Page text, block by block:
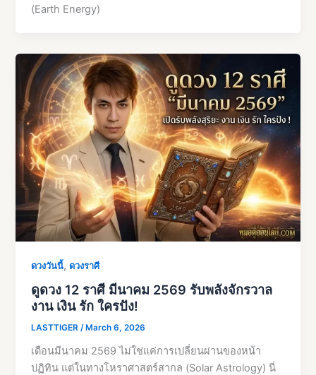
(Earth Energy)
ดวงวันนี้,ดวงราศี
ดูดวง 12 ราศี มีนาคม 2569 รับพลังจักรวาล
งาน เงิน รัก ใครปัง!
LASTTIGER/ March 6, 2026
เดือนมีนาคม 2569 ไม่ใช่แค่การเปลี่ยนผ่านของหน้า
ปฏิทิน แต่ในทางโหราศาสตร์สากล (Solar Astrology) นี่